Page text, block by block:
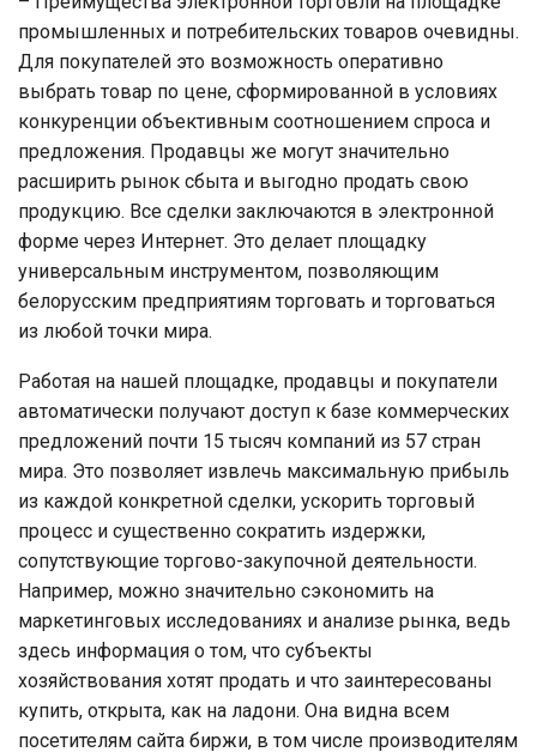
промышленных и потребительских товаров очевидны.
Для покупателей это возможность оперативно
выбрать товар по цене, сформированной в условиях
конкуренции объективным соотношением спроса и
предложения. Продавцы же могут значительно
расширить рынок сбыта и выгодно продать свою
продукцию. Все сделки заключаются в электронной
форме через Интернет. Это делает площадку
универсальным инструментом, позволяющим
белорусским предприятиям торговать и торговаться
из любой точки мира.
Работая на нашей площадке, продавцы и покупатели
автоматически получают доступ к базе коммерческих
предложений почти 15 тысяч компаний из 57 стран
мира. Это позволяет извлечь максимальную прибыль
из каждой конкретной сделки, ускорить торговый
процесс и существенно сократить издержки,
сопутствующие торгово-закупочной деятельности.
Например, можно значительно сэкономить на
маркетинговых исследованиях и анализе рынка, ведь
здесь информация о том, что субъекты
хозяйствования хотят продать и что заинтересованы
купить, открыта, как на ладони. Она видна всем
посетителям сайта биржи, в том числе производителям